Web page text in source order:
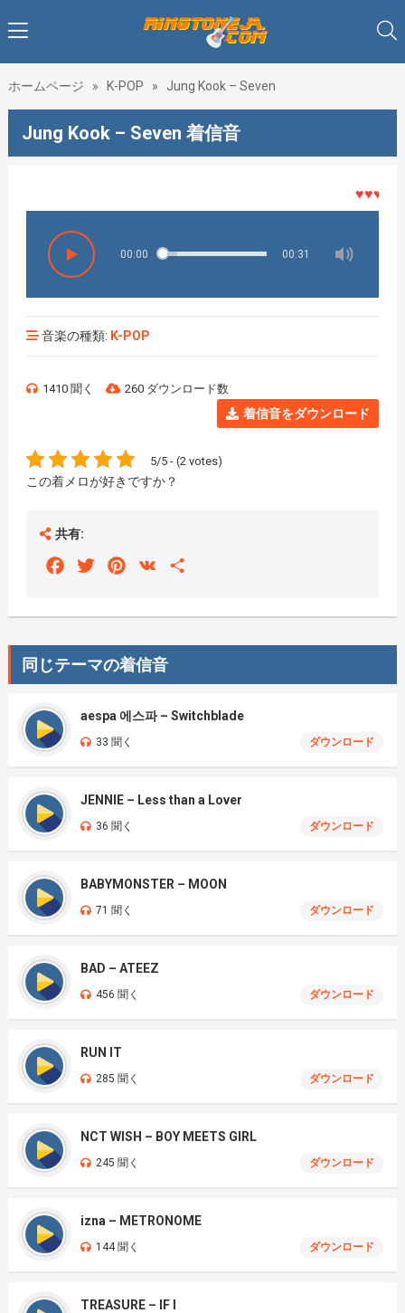
ホームページ » K-POP » Jung Kook – Seven
Jung Kook – Seven 着信音
♥♥♥着メ
00:00 00:31
音楽の種類: K-POP
1410 聞く 260 ダウンロード数
着信音をダウンロード
5/5 - (2 votes)
この着メロが好きですか？
共有:
FacebookTwitterPinterest
VK
同じテーマの着信音
aespa 에스파 – Switchblade
33 聞く ダウンロード
JENNIE – Less than a Lover
36 聞く ダウンロード
BABYMONSTER – MOON
71 聞く ダウンロード
BAD – ATEEZ
456 聞く ダウンロード
RUN IT
285 聞く ダウンロード
NCT WISH – BOY MEETS GIRL
245 聞く ダウンロード
izna – METRONOME
144 聞く ダウンロード
TREASURE – IF I